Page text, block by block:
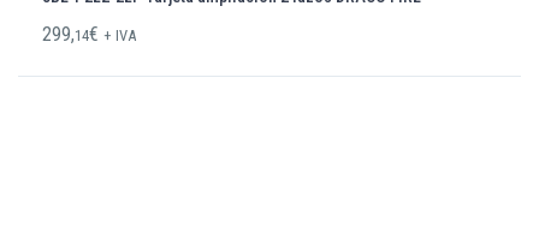
299,14€ + IVA